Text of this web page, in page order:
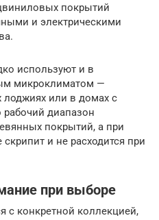
покрытий
и электрическими
используют и в
микроклиматом —
лоджиях или в домах с
диапазон
покрытий, а при
и не расходится при
при выборе
с конкретной коллекцией,